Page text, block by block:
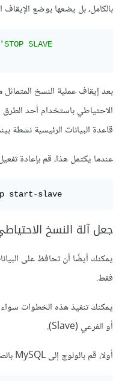
بالكامل، بل يضعها بوضع
'STOP SLAVE
بعد إيقاف عملية النسخ المتماثل
الاحتياطي باستخدام أحد
قاعدة البيانات الرئيسية نشطة
عندما يكتمل هذا، قم بإعادة
p start-slave
جعل آلة النسخ
يمكنك أيضًا أن تحافظ على
فقط.
أو الفرعي (Slave).
أولا، قم بالولوج إلى MySQL بالصلاحيات اللازمة للقيام بذلك: